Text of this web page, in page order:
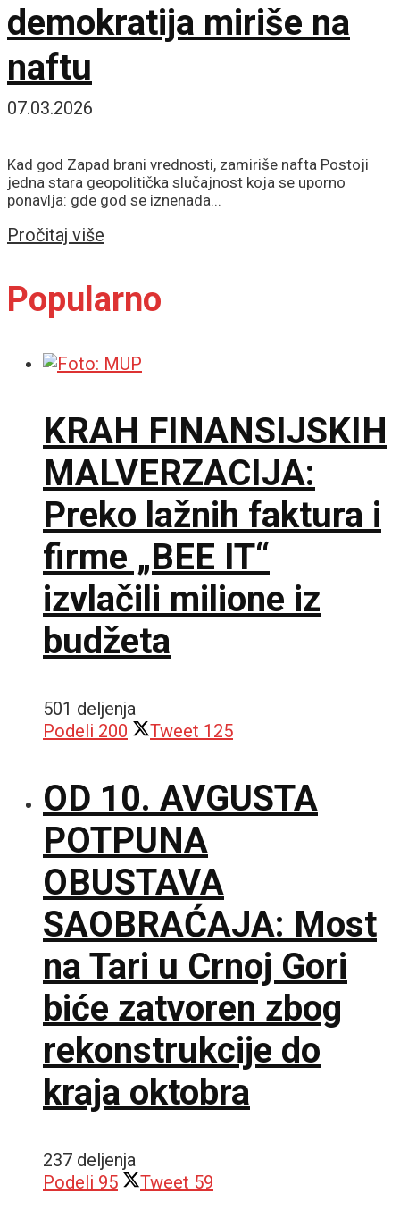
demokratija miriše na
naftu
07.03.2026
Kad god Zapad brani vrednosti, zamiriše nafta Postoji
jedna stara geopolitička slučajnost koja se uporno
ponavlja: gde god se iznenada...
Pročitaj više
Popularno
KRAH FINANSIJSKIH
MALVERZACIJA:
Preko lažnih faktura i
firme „BEE IT“
izvlačili milione iz
budžeta
501 deljenja
Podeli 200 Tweet 125
OD 10. AVGUSTA
POTPUNA
OBUSTAVA
SAOBRAĆAJA: Most
na Tari u Crnoj Gori
biće zatvoren zbog
rekonstrukcije do
kraja oktobra
237 deljenja
Podeli 95 Tweet 59